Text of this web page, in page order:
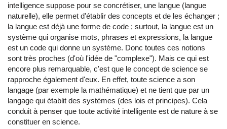
intelligence suppose pour se concrétiser, une langue (langue
naturelle), elle permet d'établir des concepts et de les échanger ;
la langue est déjà une forme de code ; surtout, la langue est un
système qui organise mots, phrases et expressions, la langue
est un code qui donne un système. Donc toutes ces notions
sont très proches (d'où l'idée de "complexe"). Mais ce qui est
encore plus remarquable, c'est que le concept de science se
rapproche également d'eux. En effet, toute science a son
langage (par exemple la mathématique) et ne tient que par un
langage qui établit des systèmes (des lois et principes). Cela
conduit à penser que toute activité intelligente est de nature à se
constituer en science.